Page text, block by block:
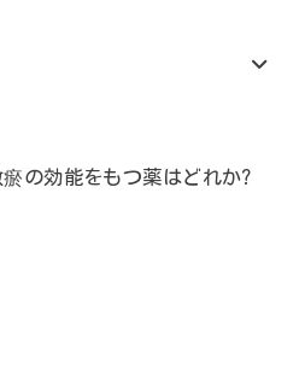
の効能をもつ薬はどれか?